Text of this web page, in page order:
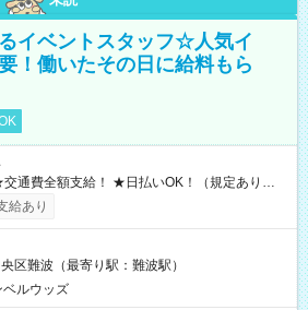
イベントスタッフ☆人気イ
！働いたその日に給料もら
現金GET♪ お仕事後はコンビニATMから 日払
給あり
区難波（最寄り駅：難波駅）
ルウッズ